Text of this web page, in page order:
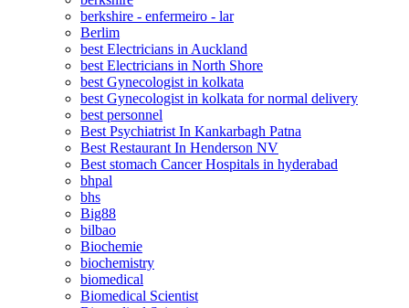
berkshire - enfermeiro - lar
Berlim
best Electricians in Auckland
best Electricians in North Shore
best Gynecologist in kolkata
best Gynecologist in kolkata for normal delivery
best personnel
Best Psychiatrist In Kankarbagh Patna
Best Restaurant In Henderson NV
Best stomach Cancer Hospitals in hyderabad
bhpal
bhs
Big88
bilbao
Biochemie
biochemistry
biomedical
Biomedical Scientist